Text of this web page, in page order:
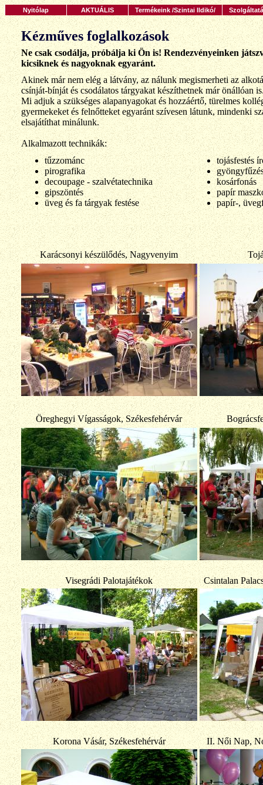
Nyitólap AKTUÁLIS Termékeink /Szintai Ildikó/
Kézműves foglalkozások
Ne csak csodálja, próbálja ki Ön is! Rendezvényeinken
kicsiknek és nagyoknak egyaránt.
Akinek már nem elég a látvány, az nálunk megismerheti az
csínját-bínját és csodálatos tárgyakat készíthetnek már önállóan
Mi adjuk a szükséges alapanyagokat és hozzáértő, türelmes
gyermekeket és felnőtteket egyaránt szívesen látunk, mindenki
elsajátíthat minálunk.
Alkalmazott technikák:
tűzzománc
pirografika
decoupage - szalvétatechnika
gipszöntés
üveg és fa tárgyak festése
tojásfestés
kosárfonás
papír
papír-,
Karácsonyi készülődés, Nagyvenyim
Öreghegyi Vígasságok, Székesfehérvár
Visegrádi Palotajátékok Csintalan
Korona Vásár, Székesfehérvár II. Női Nap,